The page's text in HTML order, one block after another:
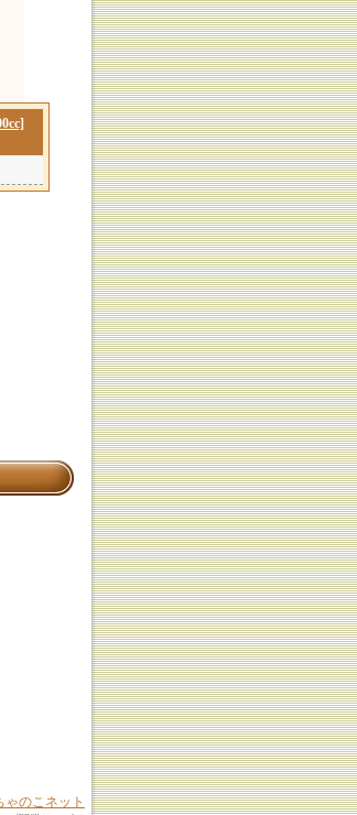
ゃのこネット